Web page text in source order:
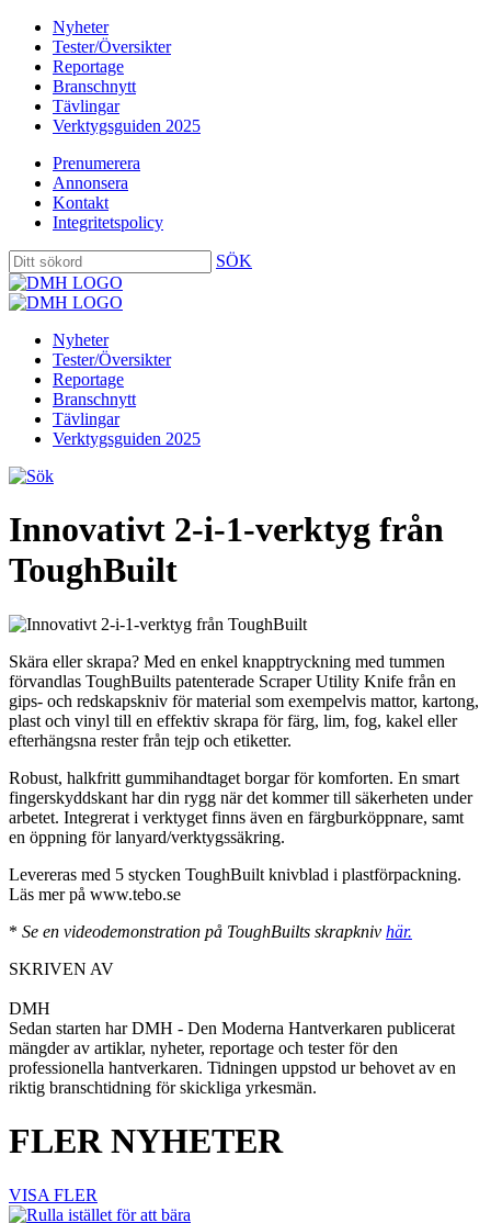
Nyheter
Tester/Översikter
Reportage
Branschnytt
Tävlingar
Verktygsguiden 2025
Prenumerera
Annonsera
Kontakt
Integritetspolicy
SÖK
Nyheter
Tester/Översikter
Reportage
Branschnytt
Tävlingar
Verktygsguiden 2025
Innovativt 2-i-1-verktyg från
ToughBuilt
Skära eller skrapa? Med en enkel knapptryckning med tummen
förvandlas ToughBuilts patenterade Scraper Utility Knife från en
gips- och redskapskniv för material som exempelvis mattor, kartong,
plast och vinyl till en effektiv skrapa för färg, lim, fog, kakel eller
efterhängsna rester från tejp och etiketter.
Robust, halkfritt gummihandtaget borgar för komforten. En smart
fingerskyddskant har din rygg när det kommer till säkerheten under
arbetet. Integrerat i verktyget finns även en färgburköppnare, samt
en öppning för lanyard/verktygssäkring.
Levereras med 5 stycken ToughBuilt knivblad i plastförpackning.
Läs mer på www.tebo.se
* Se en videodemonstration på ToughBuilts skrapkniv här.
SKRIVEN AV
DMH
Sedan starten har DMH - Den Moderna Hantverkaren publicerat
mängder av artiklar, nyheter, reportage och tester för den
professionella hantverkaren. Tidningen uppstod ur behovet av en
riktig branschtidning för skickliga yrkesmän.
FLER NYHETER
VISA FLER